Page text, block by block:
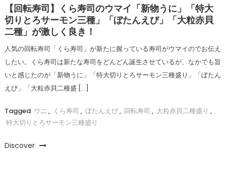
【回転寿司】くら寿司のウマイ「新物うに」「特大
切りとろサーモン三種」「ぼたんえび」「大粒赤貝
二種」が激しく良き！
人気の回転寿司「くら寿司」が新たに握っている寿司がウマイのでお伝え
したい。くら寿司は新たな寿司をどんどん誕生させているが、なかでも旨
いと感じたのが「新物うに」「特大切りとろサーモン三種盛り」「ぼたん
えび」「大粒赤貝二種盛 […]
Tagged ウニ , くら寿司 , ぼたんえび, 回転寿司 , 大粒赤貝二種盛り ,
特大切りとろサーモン三種盛り
Discover